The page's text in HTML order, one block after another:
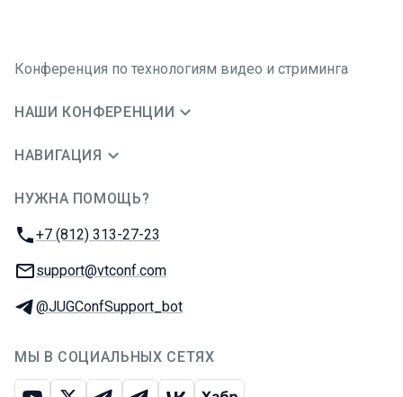
Конференция по технологиям видео и стриминга
НАШИ КОНФЕРЕНЦИИ
НАВИГАЦИЯ
НУЖНА ПОМОЩЬ?
Телефон:
+7 (812) 313-27-23
E-mail:
support@vtconf.com
Телеграм:
@JUGConfSupport_bot
МЫ В СОЦИАЛЬНЫХ СЕТЯХ